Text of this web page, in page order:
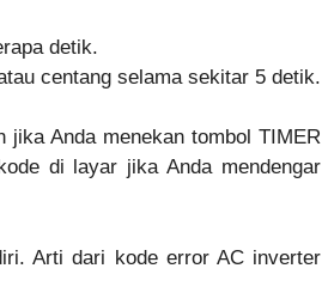
detik.
centang selama sekitar 5 detik.
jika Anda menekan tombol TIMER
di layar jika Anda mendengar
Arti dari kode error AC inverter